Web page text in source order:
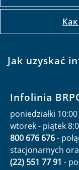
Jak uzyskać
Infolinia
poniedziałki
wtorek - piątek
800 676 676-
stacjonarnych
(22) 551 77 91 -